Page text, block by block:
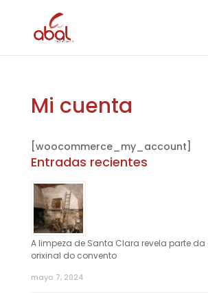
Mi cuenta
[woocommerce_my_account]
Entradas recientes
A limpeza de Santa Clara revela parte
orixinal do convento
mayo 7, 2024